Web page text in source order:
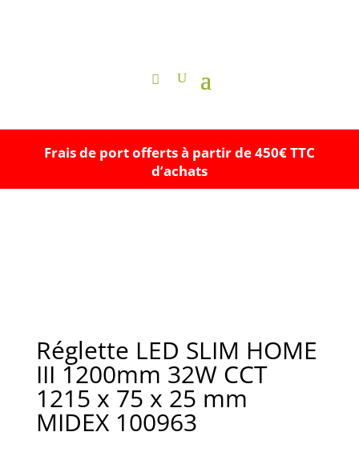
Frais de port offerts à partir de 450€ TTC
d’achats
Réglette LED SLIM HOME
III 1200mm 32W CCT
1215 x 75 x 25 mm
MIDEX 100963